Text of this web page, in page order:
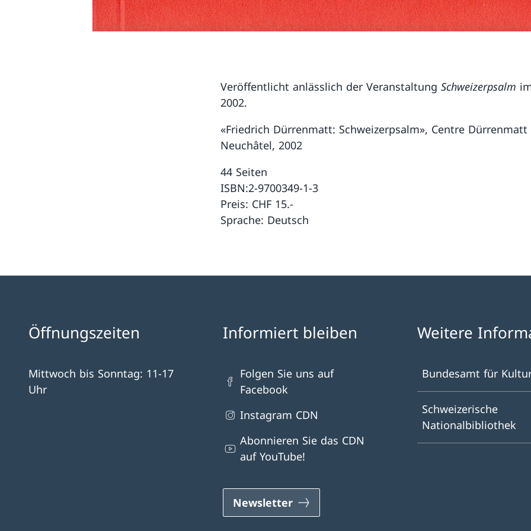
Veröffentlicht anlässlich der Veranstaltung Schweizerpsalm
2002.
«Friedrich Dürrenmatt: Schweizerpsalm», Centre Dürrenmatt
Neuchâtel, 2002
44 Seiten
ISBN:2-9700349-1-3
Preis: CHF 15.-
Sprache: Deutsch
Öffnungszeiten
Mittwoch bis Sonntag: 11-17
Uhr
Informiert bleiben
Folgen Sie uns auf
Facebook
Instagram CDN
Abonnieren Sie das CDN
auf YouTube!
Newsletter
Weitere
Bundesamt für
Schweizerische
Nationalbibliothek